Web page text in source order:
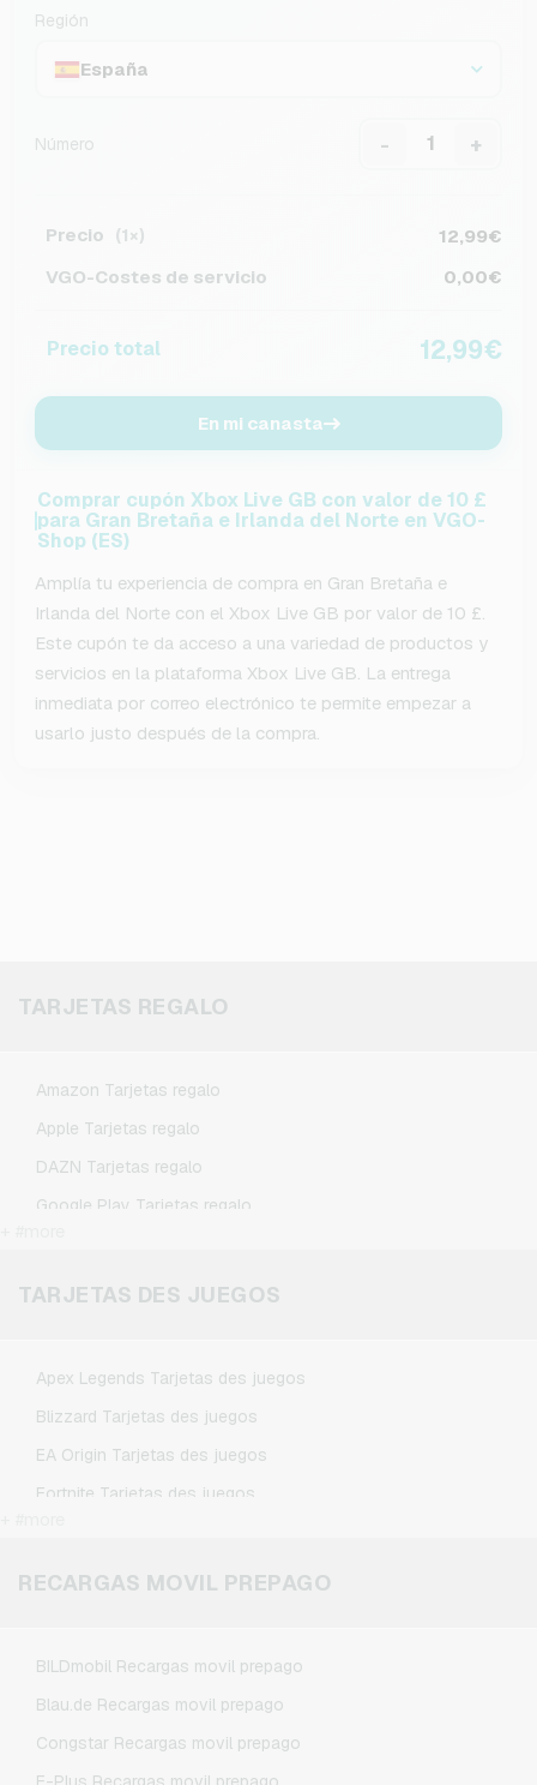
Región
España
Número - +
Precio (1×)
12,99€
VGO-Costes de servicio
0,00€
Precio total 12,99€
En mi canasta
Comprar cupón Xbox Live GB con valor de 10 £
para Gran Bretaña e Irlanda del Norte en VGO-
Shop (ES)
Amplía tu experiencia de compra en Gran Bretaña e
Irlanda del Norte con el Xbox Live GB por valor de 10 £.
Este cupón te da acceso a una variedad de productos y
servicios en la plataforma Xbox Live GB. La entrega
inmediata por correo electrónico te permite empezar a
usarlo justo después de la compra.
TARJETAS REGALO
Amazon Tarjetas regalo
Apple Tarjetas regalo
DAZN Tarjetas regalo
Google Play Tarjetas regalo
Microsoft Tarjetas regalo
TARJETAS DES JUEGOS
Apex Legends Tarjetas des juegos
Blizzard Tarjetas des juegos
EA Origin Tarjetas des juegos
Fortnite Tarjetas des juegos
Minecraft Tarjetas des juegos
RECARGAS MOVIL PREPAGO
BILDmobil Recargas movil prepago
Blau.de Recargas movil prepago
Congstar Recargas movil prepago